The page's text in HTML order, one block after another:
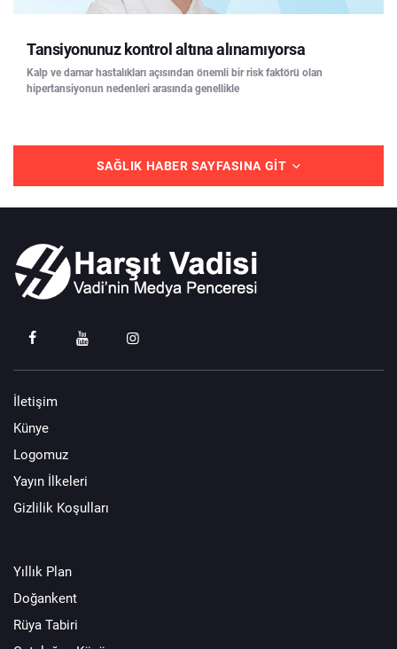
Tansiyonunuz kontrol altına alınamıyorsa
Kalp ve damar hastalıkları açısından önemli bir risk faktörü olan
hipertansiyonun nedenleri arasında genellikle
SAĞLIK HABER SAYFASINA GIT
İletişim
Künye
Logomuz
Yayın İlkeleri
Gizlilik Koşulları
Yıllık Plan
Doğankent
Rüya Tabiri